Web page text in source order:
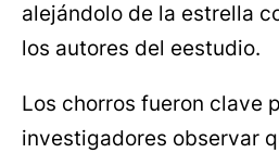
alejándolo de la estrella
los autores del eestudio.
Los chorros fueron clave
investigadores observar